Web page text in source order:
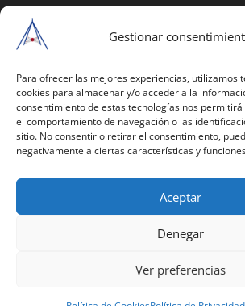
Gestionar
Para ofrecer las mejores experiencias, utilizamos
cookies para almacenar y/o acceder a la
consentimiento de estas tecnologías nos
el comportamiento de navegación o las
sitio. No consentir o retirar el consentimiento,
negativamente a ciertas características y
Aceptar
Denegar
Ver preferencias
reservados
estas páginas o parte de ellas,
autorización por escrito a Mario
Todos los instrumentales están
Web inaugurada en 2002 (última
Política de Privacidad